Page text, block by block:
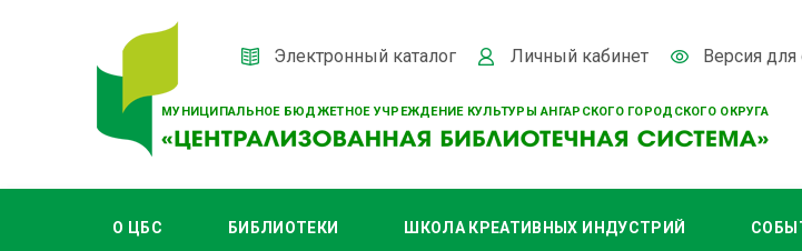
МУНИЦИПАЛЬНОЕ БЮДЖЕТНОЕ УЧРЕЖДЕНИЕ КУЛЬТУРЫ АНГАРСКОГО ГОРОДСКОГО ОКРУГА
Электронный каталог Личный кабинет Версия
О ЦБС БИБЛИОТЕКИ ШКОЛА КРЕАТИВНЫХ ИНДУСТРИЙ